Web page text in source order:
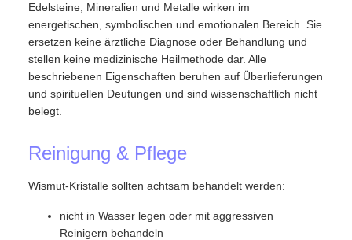
Edelsteine, Mineralien und Metalle wirken im
energetischen, symbolischen und emotionalen Bereich. Sie
ersetzen keine ärztliche Diagnose oder Behandlung und
stellen keine medizinische Heilmethode dar. Alle
beschriebenen Eigenschaften beruhen auf Überlieferungen
und spirituellen Deutungen und sind wissenschaftlich nicht
belegt.
Reinigung & Pflege
Wismut-Kristalle sollten achtsam behandelt werden:
nicht in Wasser legen oder mit aggressiven
Reinigern behandeln